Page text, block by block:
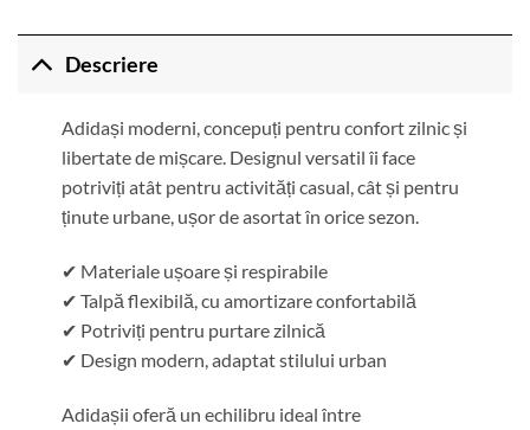
Descriere
Adidași moderni, concepuți pentru confort zilnic și
libertate de mișcare. Designul versatil îi face
potriviți atât pentru activități casual, cât și pentru
ținute urbane, ușor de asortat în orice sezon.
✔ Materiale ușoare și respirabile
✔ Talpă flexibilă, cu amortizare confortabilă
✔ Potriviți pentru purtare zilnică
✔ Design modern, adaptat stilului urban
Adidașii oferă un echilibru ideal între